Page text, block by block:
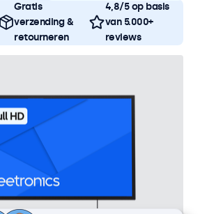
Gratis
verzending &
retourneren
4,8/5 op basis
van 5.000+
reviews